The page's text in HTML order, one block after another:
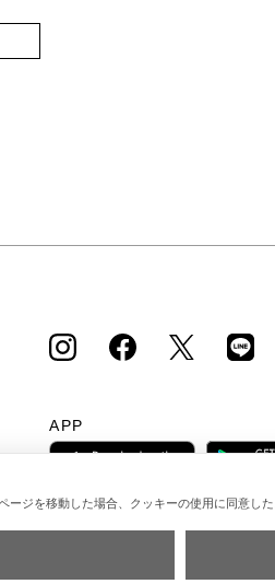
APP
ジを移動した場合、クッキーの使用に同意し